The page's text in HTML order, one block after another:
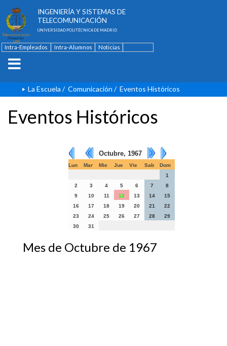
INGENIERÍA Y SISTEMAS DE
TELECOMUNICACIÓN
UNIVERSIDAD POLITÉCNICA DE MADRID
Intra-Empleados Intra-Alumnos
Noticias
La Escuela / Comunicación / Eventos Históricos
Eventos Históricos
Octubre, 1967
Lun Mar Mie Jue Vie Sab
Dom
1
2
3 4 5 6 7
8
9
10 11 12 13 14
15
16
17 18 19 20 21
22
23
24 25 26 27 28
29
30
31
Mes de Octubre de 1967